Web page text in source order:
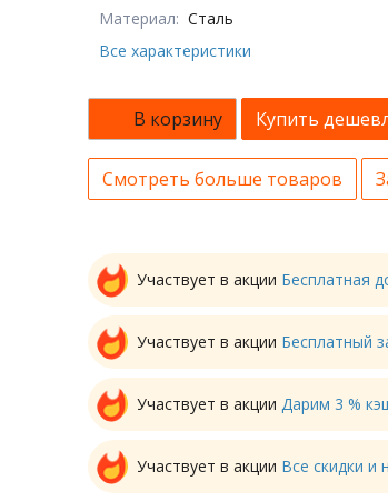
Материал: Сталь
Все характеристики
В корзину Купить
Смотреть больше товаров
Участвует в акции Бесплатная
Участвует в акции Бесплатный
Участвует в акции Дарим 3 %
Участвует в акции Все скидки